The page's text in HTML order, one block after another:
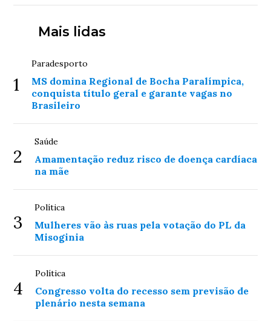
Mais lidas
1
Paradesporto
MS domina Regional de Bocha Paralímpica,
conquista título geral e garante vagas no
Brasileiro
2
Saúde
Amamentação reduz risco de doença cardíaca
na mãe
3
Política
Mulheres vão às ruas pela votação do PL da
Misoginia
4
Política
Congresso volta do recesso sem previsão de
plenário nesta semana